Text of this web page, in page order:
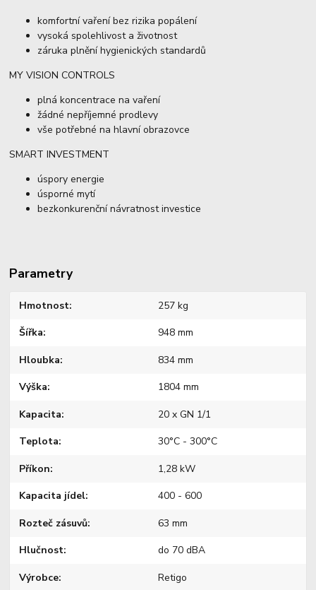
komfortní vaření bez rizika popálení
vysoká spolehlivost a životnost
záruka plnění hygienických standardů
MY VISION CONTROLS
plná koncentrace na vaření
žádné nepříjemné prodlevy
vše potřebné na hlavní obrazovce
SMART INVESTMENT
úspory energie
úsporné mytí
bezkonkurenční návratnost investice
Parametry
Hmotnost 257 kg
Šířka 948 mm
Hloubka 834 mm
Výška 1804 mm
Kapacita 20 x GN 1/1
Teplota 30°C - 300°C
Příkon 1,28 kW
Kapacita jídel 400 - 600
Rozteč zásuvů 63 mm
Hlučnost do 70 dBA
Výrobce Retigo